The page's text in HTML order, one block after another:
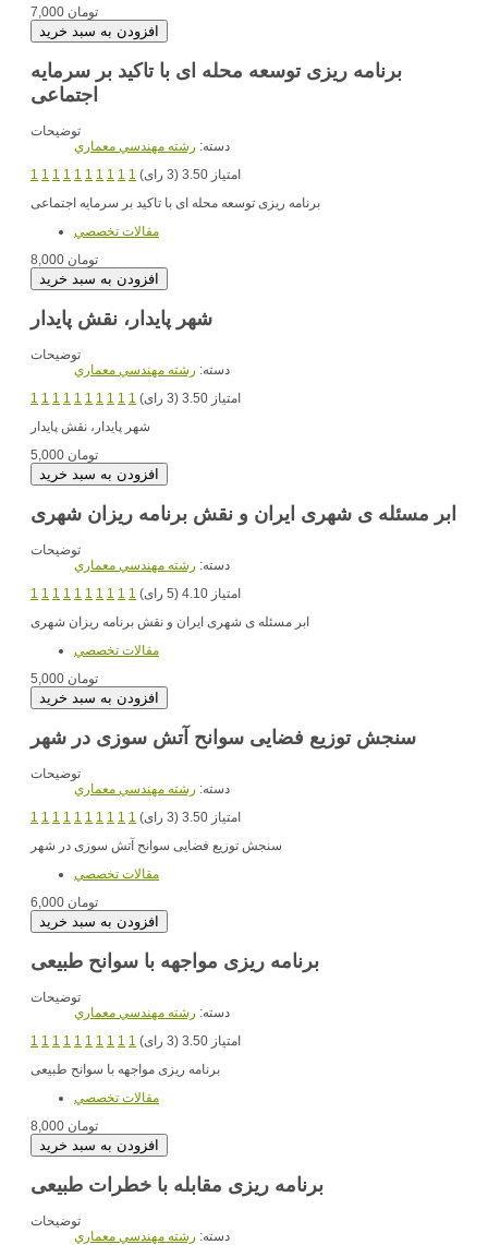
7,000 تومان
برنامه ریزی توسعه محله ای با تاکید بر سرمایه
اجتماعی
توضیحات
دسته: رشته مهندسي معماري
1 1 1 1 1 1 1 1 1 1
امتیاز 3.50 (3 رای)
برنامه ریزی توسعه محله ای با تاکید بر سرمایه اجتماعی
مقالات تخصصي
8,000 تومان
شهر پایدار، نقش پایدار
توضیحات
دسته: رشته مهندسي معماري
1 1 1 1 1 1 1 1 1 1
امتیاز 3.50 (3 رای)
شهر پایدار، نقش پایدار
5,000 تومان
ابر مسئله ی شهری ایران و نقش برنامه ریزان شهری
توضیحات
دسته: رشته مهندسي معماري
1 1 1 1 1 1 1 1 1 1
امتیاز 4.10 (5 رای)
مقالات تخصصي
5,000 تومان
سنجش توزیع فضایی سوانح آتش سوزی در شهر
توضیحات
دسته: رشته مهندسي معماري
1 1 1 1 1 1 1 1 1 1
امتیاز 3.50 (3 رای)
مقالات تخصصي
6,000 تومان
برنامه ریزی مواجهه با سوانح طبیعی
توضیحات
دسته: رشته مهندسي معماري
1 1 1 1 1 1 1 1 1 1
امتیاز 3.50 (3 رای)
مقالات تخصصي
8,000 تومان
برنامه ریزی مقابله با خطرات طبیعی
توضیحات
دسته: رشته مهندسي معماري